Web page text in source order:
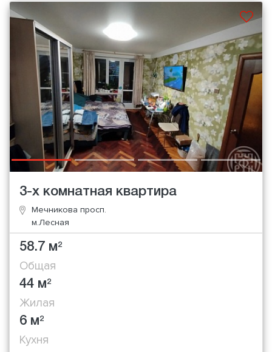
3-х комнатная квартира
Мечникова просп.
м.Лесная
58.7 м2
Общая
44 м2
Жилая
6 м2
Кухня